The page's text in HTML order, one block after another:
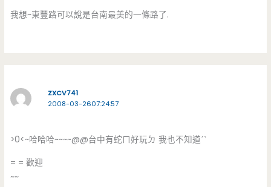
我想~東豐路可以說是台南最美的一條路了.
ZXCV741
2008-03-2607:24:57
>0<~哈哈哈~~~~@@台中有蛇ㄇ好玩ㄉ 我也不知道ˊˋ
= = 歡迎
~~